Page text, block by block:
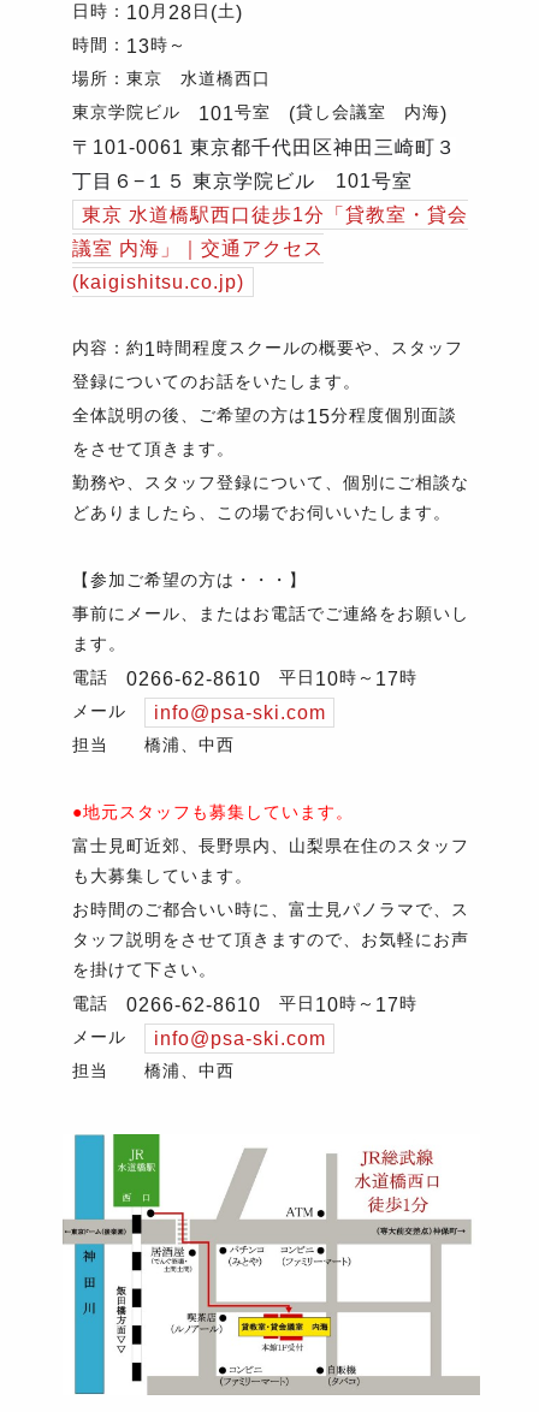
日時： 10 月 28日 (土)
時間： 13時～
場所：東京 水道橋西口
東京学院ビル 101号室 (貸し会議室 内海)
〒 101-0061東京都千代田区神田三崎町３
丁目６− １５ 東京学院ビル 101号室
東京 水道橋駅西口徒歩1分「貸教室・貸会
議室 内海」｜交通アクセス
(kaigishitsu.co.jp)
内容：約1時間程度スクールの概要や、スタッフ
登録についてのお話をいたします。
全体説明の後、ご希望の方は15分程度個別面談
をさせて頂きます。
勤務や、スタッフ登録について、個別にご相談な
どありましたら、この場でお伺いいたします。
【参加ご希望の方は・・・】
事前にメール、またはお電話でご連絡をお願いし
ます。
電話0266-62-8610 平日 10時～ 17時
メール
info@psa-ski.com
担当 橋浦、中西
●地元スタッフも募集しています。
富士見町近郊、長野県内、山梨県在住のスタッフ
も大募集しています。
お時間のご都合いい時に、富士見パノラマで、ス
タッフ説明をさせて頂きますので、お気軽にお声
を掛けて下さい。
電話0266-62-8610 平日 10時～ 17時
メール
info@psa-ski.com
担当 橋浦、中西